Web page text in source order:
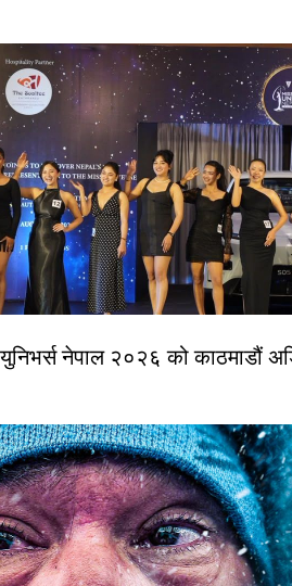
युनिभर्स नेपाल २०२६ को काठमाडौं